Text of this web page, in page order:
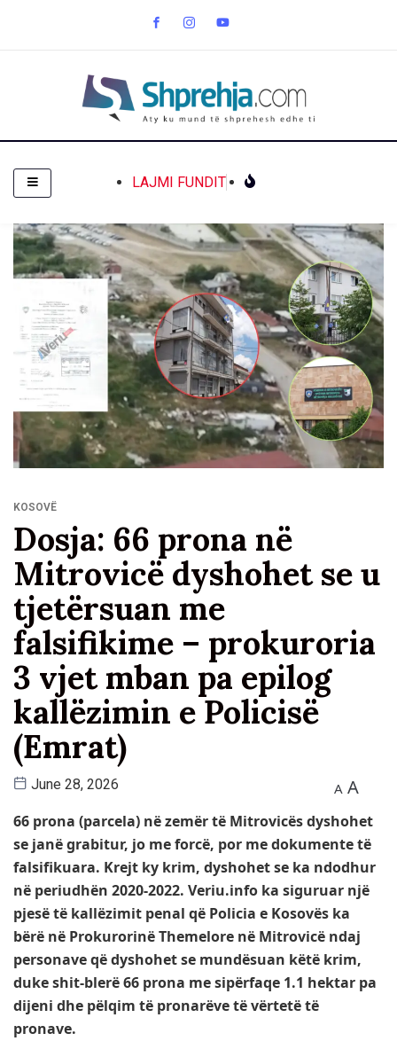
LAJMI FUNDIT
KOSOVË
Dosja: 66 prona në
Mitrovicë dyshohet se u
tjetërsuan me
falsifikime – prokuroria
3 vjet mban pa epilog
kallëzimin e Policisë
(Emrat)
June 28, 2026 A A
66 prona (parcela) në zemër të Mitrovicës dyshohet
se janë grabitur, jo me forcë, por me dokumente të
falsifikuara. Krejt ky krim, dyshohet se ka ndodhur
në periudhën 2020-2022. Veriu.info ka siguruar një
pjesë të kallëzimit penal që Policia e Kosovës ka
bërë në Prokurorinë Themelore në Mitrovicë ndaj
personave që dyshohet se mundësuan këtë krim,
duke shit-blerë 66 prona me sipërfaqe 1.1 hektar pa
dijeni dhe pëlqim të pronarëve të vërtetë të
pronave.